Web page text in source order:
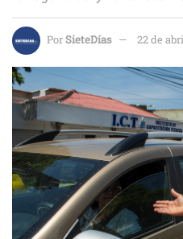
PorSieteDías 22 de